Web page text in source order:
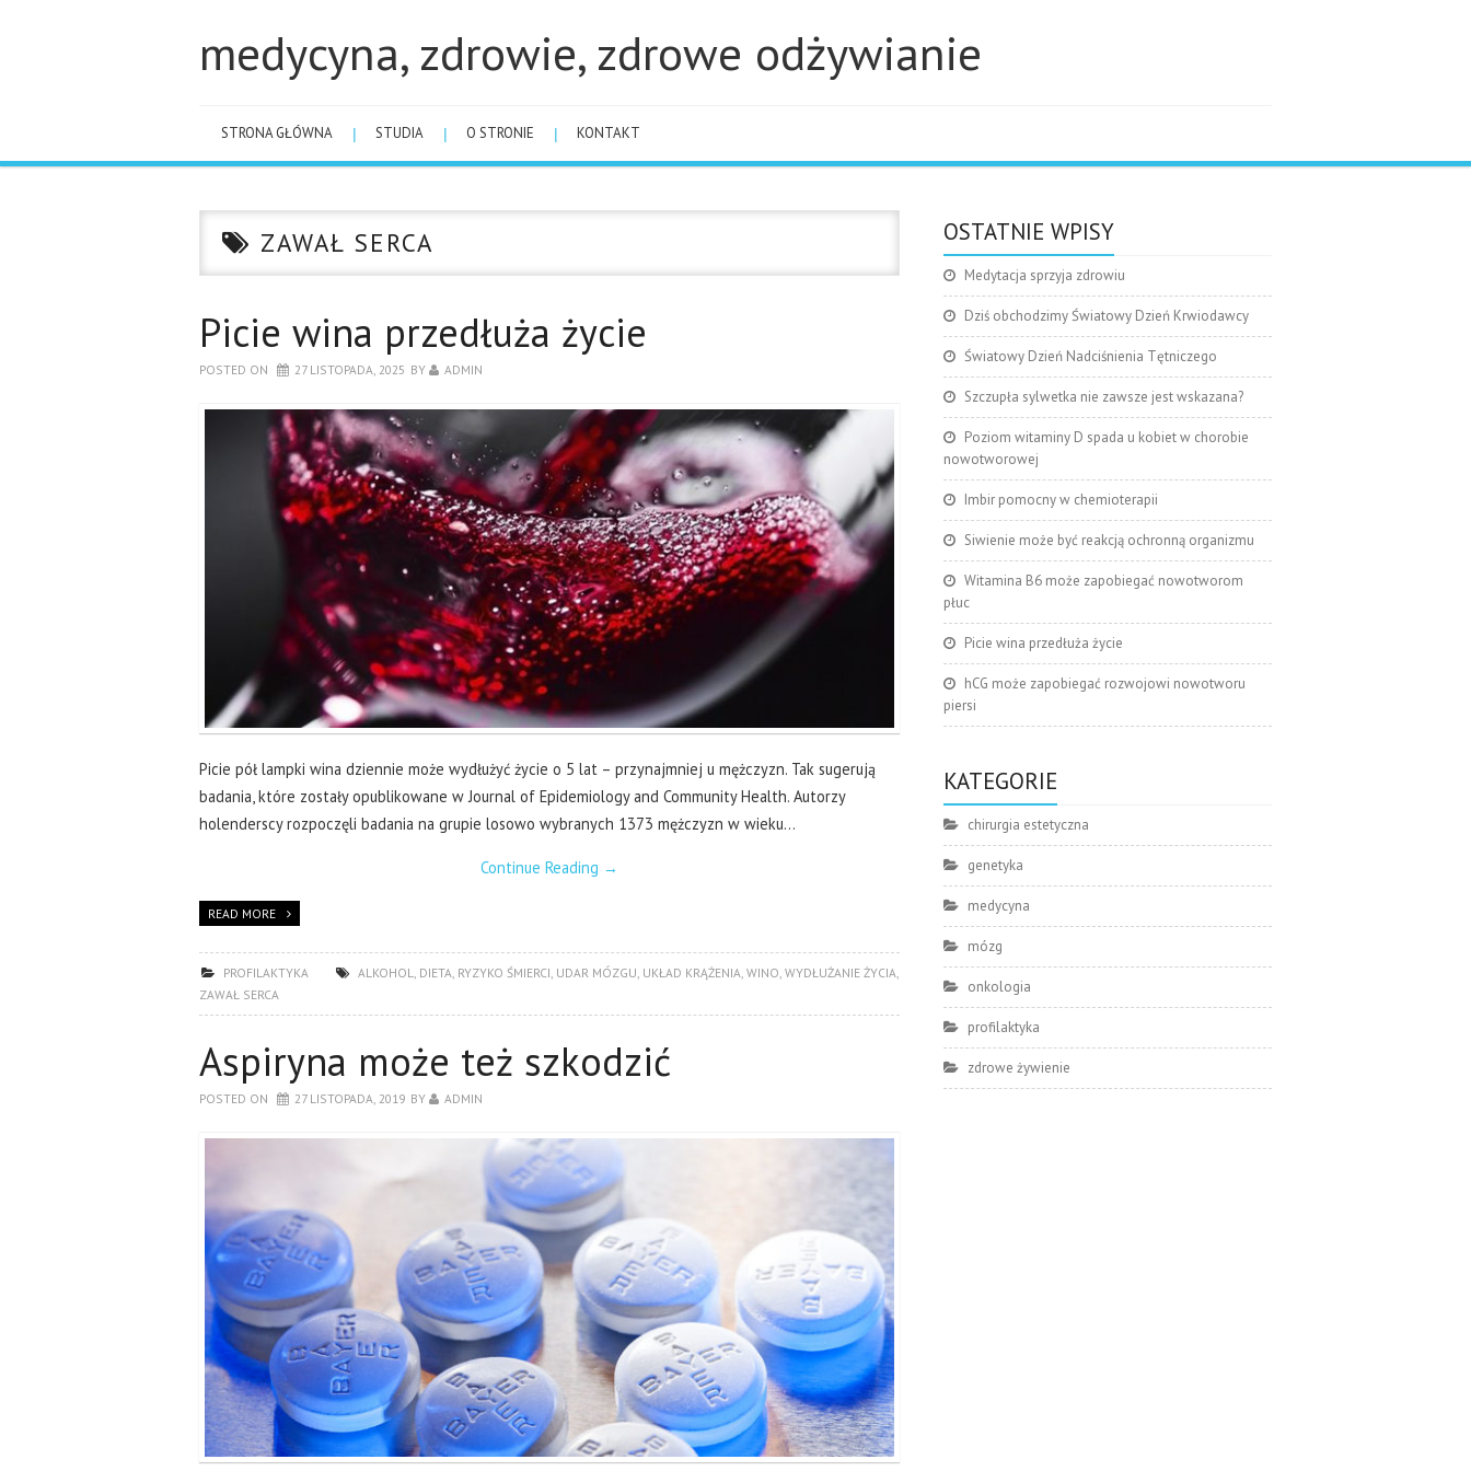
medycyna, zdrowie, zdrowe odżywianie
STRONA GŁÓWNA STUDIA O STRONIE KONTAKT
ZAWAŁ SERCA
Picie wina przedłuża życie
POSTED ON 27 LISTOPADA, 2025 BY ADMIN
Picie pół lampki wina dziennie może wydłużyć życie o 5 lat – przynajmniej u mężczyzn. Tak sugerują
badania, które zostały opublikowane w Journal of Epidemiology and Community Health. Autorzy
holenderscy rozpoczęli badania na grupie losowo wybranych 1373 mężczyzn w wieku…
Continue Reading →
READ MORE
PROFILAKTYKA ALKOHOL DIETA RYZYKO ŚMIERCI UDAR MÓZGU UKŁAD KRĄŻENIA WINO WYDŁUŻANIE ŻYCIA
ZAWAŁ SERCA
Aspiryna może też szkodzić
POSTED ON 27 LISTOPADA, 2019 BY ADMIN
OSTATNIE WPISY
Medytacja sprzyja zdrowiu
Dziś obchodzimy Światowy Dzień Krwiodawcy
Światowy Dzień Nadciśnienia Tętniczego
Szczupła sylwetka nie zawsze jest wskazana?
Poziom witaminy D spada u kobiet w chorobie
nowotworowej
Imbir pomocny w chemioterapii
Siwienie może być reakcją ochronną organizmu
Witamina B6 może zapobiegać nowotworom
płuc
Picie wina przedłuża życie
hCG może zapobiegać rozwojowi nowotworu
piersi
KATEGORIE
chirurgia estetyczna
genetyka
medycyna
mózg
onkologia
profilaktyka
zdrowe żywienie